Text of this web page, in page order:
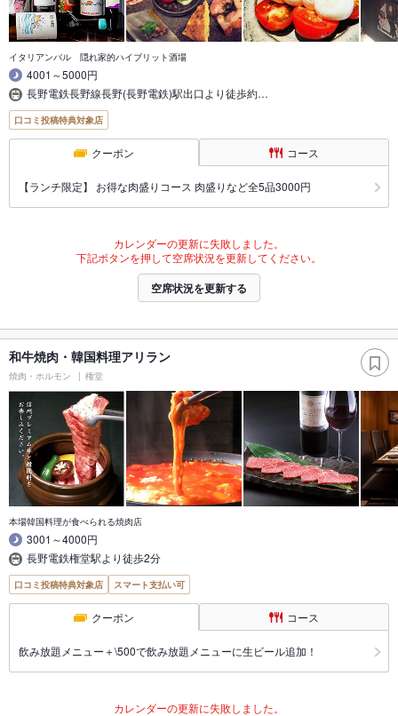
イタリアンバル 隠れ家的ハイブリット酒場
4001～5000円
長野電鉄長野線長野(長野電鉄)駅出口より徒歩約…
口コミ投稿特典対象店
クーポン コース
【ランチ限定】 お得な肉盛りコース 肉盛りなど全5品3000円
カレンダーの更新に失敗しました。
下記ボタンを押して空席状況を更新してください。
空席状況を更新する
和牛焼肉・韓国料理アリラン
焼肉・ホルモン 権堂
本場韓国料理が食べられる焼肉店
3001～4000円
長野電鉄権堂駅より徒歩2分
口コミ投稿特典対象店 スマート支払い可
クーポン コース
飲み放題メニュー＋\500で飲み放題メニューに生ビール追加！
カレンダーの更新に失敗しました。